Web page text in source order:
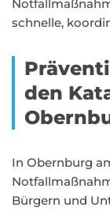
schnelle,
den
In Obernburg
Bürgern und